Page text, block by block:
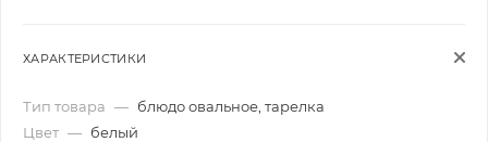
ХАРАКТЕРИСТИКИ
Тип товара — блюдо овальное, тарелка
Цвет — белый